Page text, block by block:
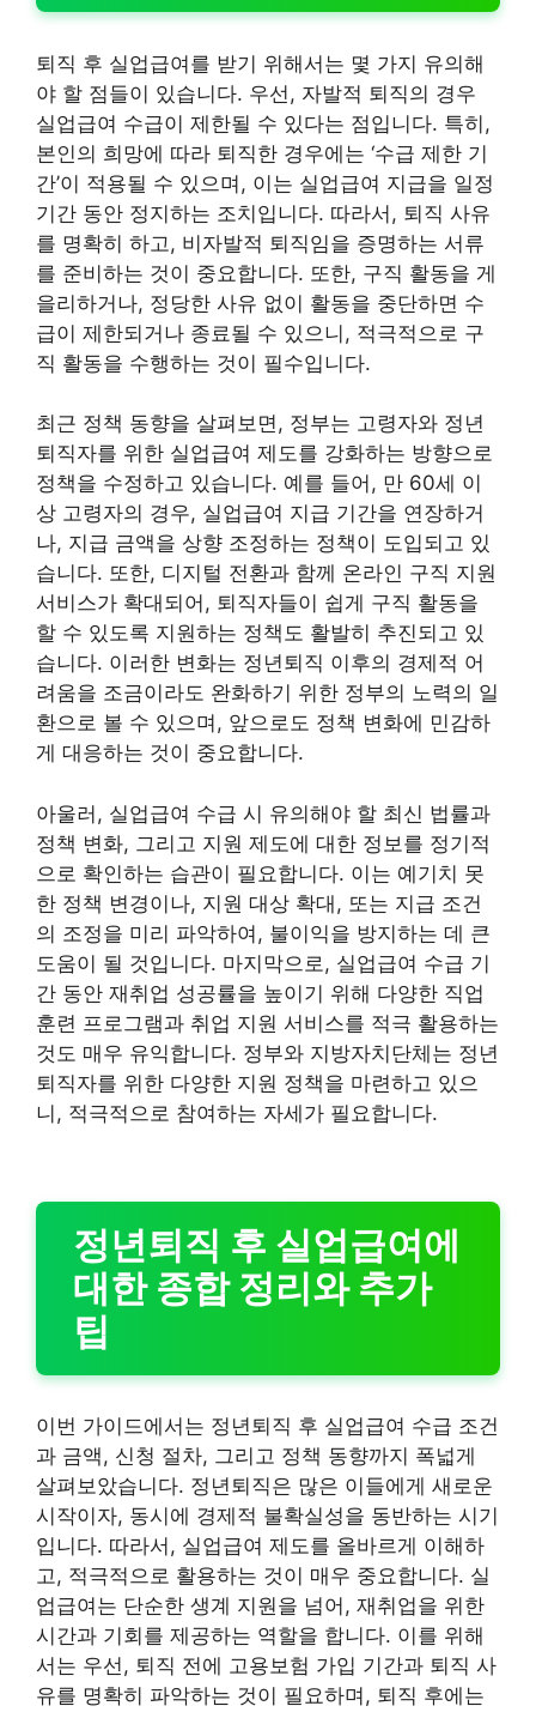
퇴직 후 실업급여를 받기 위해서는 몇 가지 유의해
야 할 점들이 있습니다. 우선, 자발적 퇴직의 경우
실업급여 수급이 제한될 수 있다는 점입니다. 특히,
본인의 희망에 따라 퇴직한 경우에는 ‘수급 제한 기
간’이 적용될 수 있으며, 이는 실업급여 지급을 일정
기간 동안 정지하는 조치입니다. 따라서, 퇴직 사유
를 명확히 하고, 비자발적 퇴직임을 증명하는 서류
를 준비하는 것이 중요합니다. 또한, 구직 활동을 게
을리하거나, 정당한 사유 없이 활동을 중단하면 수
급이 제한되거나 종료될 수 있으니, 적극적으로 구
직 활동을 수행하는 것이 필수입니다.
최근 정책 동향을 살펴보면, 정부는 고령자와 정년
퇴직자를 위한 실업급여 제도를 강화하는 방향으로
정책을 수정하고 있습니다. 예를 들어, 만 60세 이
상 고령자의 경우, 실업급여 지급 기간을 연장하거
나, 지급 금액을 상향 조정하는 정책이 도입되고 있
습니다. 또한, 디지털 전환과 함께 온라인 구직 지원
서비스가 확대되어, 퇴직자들이 쉽게 구직 활동을
할 수 있도록 지원하는 정책도 활발히 추진되고 있
습니다. 이러한 변화는 정년퇴직 이후의 경제적 어
려움을 조금이라도 완화하기 위한 정부의 노력의 일
환으로 볼 수 있으며, 앞으로도 정책 변화에 민감하
게 대응하는 것이 중요합니다.
아울러, 실업급여 수급 시 유의해야 할 최신 법률과
정책 변화, 그리고 지원 제도에 대한 정보를 정기적
으로 확인하는 습관이 필요합니다. 이는 예기치 못
한 정책 변경이나, 지원 대상 확대, 또는 지급 조건
의 조정을 미리 파악하여, 불이익을 방지하는 데 큰
도움이 될 것입니다. 마지막으로, 실업급여 수급 기
간 동안 재취업 성공률을 높이기 위해 다양한 직업
훈련 프로그램과 취업 지원 서비스를 적극 활용하는
것도 매우 유익합니다. 정부와 지방자치단체는 정년
퇴직자를 위한 다양한 지원 정책을 마련하고 있으
니, 적극적으로 참여하는 자세가 필요합니다.
정년퇴직 후 실업급여에
대한 종합 정리와 추가
팁
이번 가이드에서는 정년퇴직 후 실업급여 수급 조건
과 금액, 신청 절차, 그리고 정책 동향까지 폭넓게
살펴보았습니다. 정년퇴직은 많은 이들에게 새로운
시작이자, 동시에 경제적 불확실성을 동반하는 시기
입니다. 따라서, 실업급여 제도를 올바르게 이해하
고, 적극적으로 활용하는 것이 매우 중요합니다. 실
업급여는 단순한 생계 지원을 넘어, 재취업을 위한
시간과 기회를 제공하는 역할을 합니다. 이를 위해
서는 우선, 퇴직 전에 고용보험 가입 기간과 퇴직 사
유를 명확히 파악하는 것이 필요하며, 퇴직 후에는